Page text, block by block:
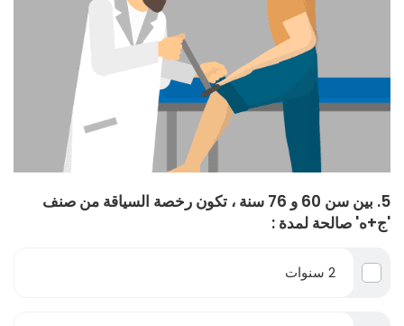
5. بين سن 60 و 76 سنة ، تكون رخصة السياقة من صنف
'ج+ه' صالحة لمدة :
2 سنوات